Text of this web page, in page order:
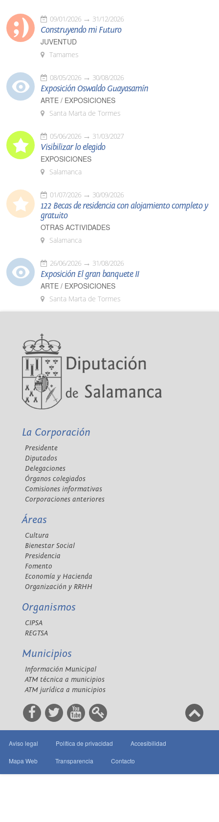
09/01/2026 31/12/2026
Construyendo mi Futuro
JUVENTUD
Tamames
08/05/2026 30/08/2026
Exposición Oswaldo Guayasamín
ARTE / EXPOSICIONES
Santa Marta de Tormes
05/06/2026 31/03/2027
Visibilizar lo elegido
EXPOSICIONES
Salamanca
01/07/2026 30/09/2026
122 Becas de residencia con alojamiento completo y
gratuito
OTRAS ACTIVIDADES
Salamanca
26/06/2026 31/08/2026
Exposición El gran banquete II
ARTE / EXPOSICIONES
Santa Marta de Tormes
La Corporación
Presidente
Diputados
Delegaciones
Órganos colegiados
Comisiones informativas
Corporaciones anteriores
Áreas
Cultura
Bienestar Social
Presidencia
Fomento
Economía y Hacienda
Organización y RRHH
Organismos
CIPSA
REGTSA
Municipios
Información Municipal
ATM técnica a municipios
ATM jurídica a municipios
Aviso legal Política de privacidad Accesibilidad
Mapa Web Transparencia Contacto